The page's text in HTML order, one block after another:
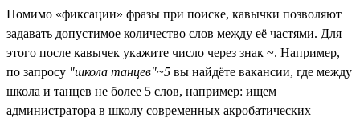
Помимо «фиксации» фразы при поиске, кавычки позволяют
задавать допустимое количество слов между её частями. Для
этого после кавычек укажите число через знак ~. Например,
по запросу "школа танцев"~5 вы найдёте вакансии, где между
школа и танцев не более 5 слов, например: ищем
администратора в школу современных акробатических